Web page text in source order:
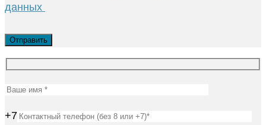
данных
+7